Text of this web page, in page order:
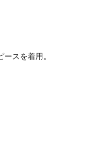
スを着用。